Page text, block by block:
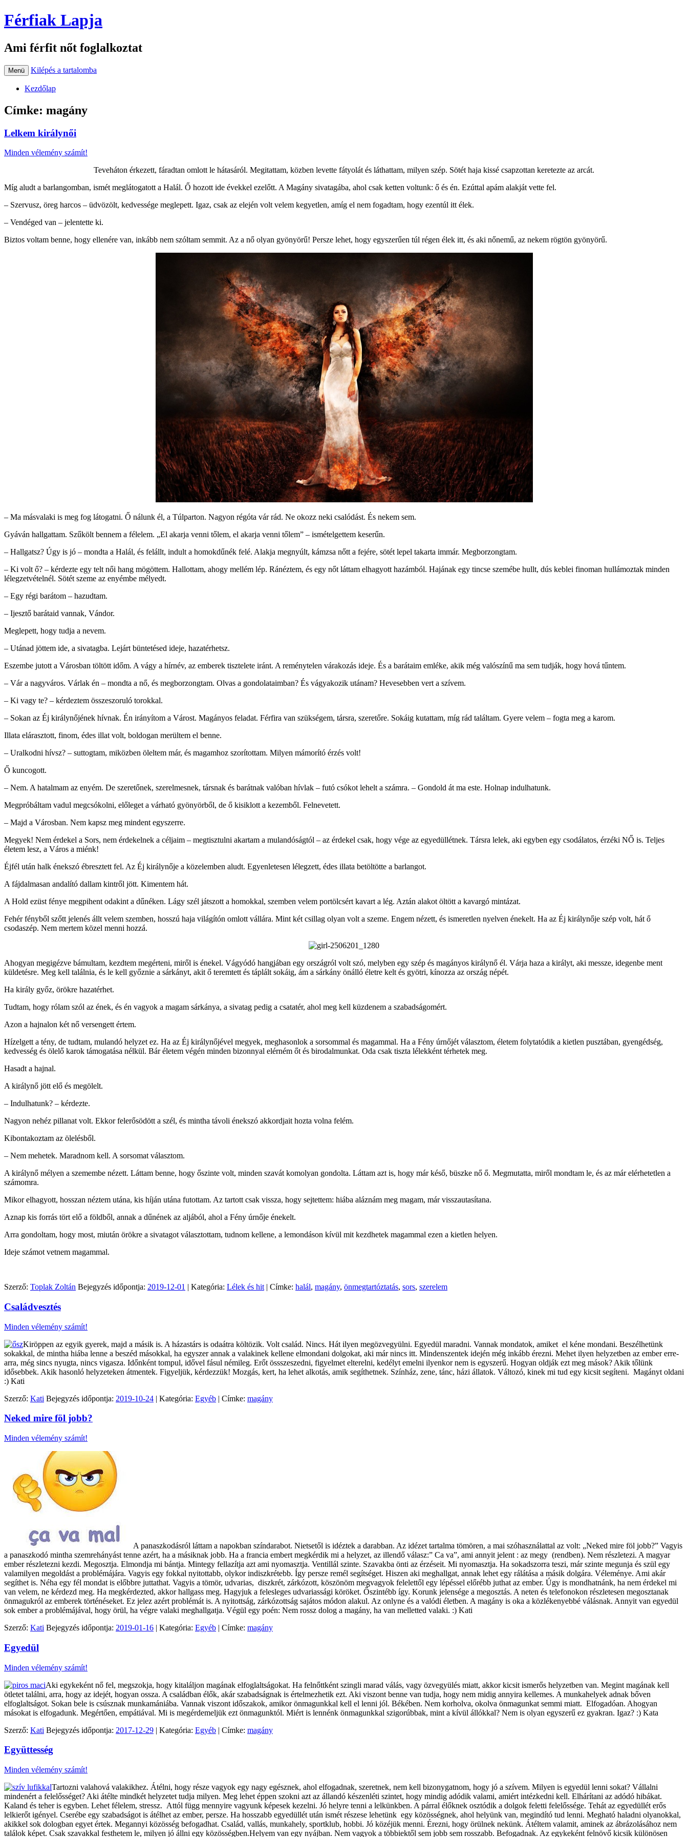
Férfiak Lapja
Ami férfit nőt foglalkoztat
Menü Kilépés a tartalomba
Kezdőlap
Címke: magány
Lelkem királynői
Minden vélemény számít!
Teveháton érkezett, fáradtan omlott le hátasáról. Megitattam, közben levette fátyolát és láthattam, milyen szép. Sötét haja kissé csapzottan keretezte az arcát.
Míg aludt a barlangomban, ismét meglátogatott a Halál. Ő hozott ide évekkel ezelőtt. A Magány sivatagába, ahol csak ketten voltunk: ő és én. Ezúttal apám alakját vette fel.
– Szervusz, öreg harcos – üdvözölt, kedvessége meglepett. Igaz, csak az elején volt velem kegyetlen, amíg el nem fogadtam, hogy ezentúl itt élek.
– Vendéged van – jelentette ki.
Biztos voltam benne, hogy ellenére van, inkább nem szóltam semmit. Az a nő olyan gyönyörű! Persze lehet, hogy egyszerűen túl régen élek itt, és aki nőnemű, az nekem rögtön gyönyörű.
– Ma másvalaki is meg fog látogatni. Ő nálunk él, a Túlparton. Nagyon régóta vár rád. Ne okozz neki csalódást. És nekem sem.
Gyáván hallgattam. Szűkölt bennem a félelem. „El akarja venni tőlem, el akarja venni tőlem” – ismételgettem keserűn.
– Hallgatsz? Úgy is jó – mondta a Halál, és felállt, indult a homokdűnék felé. Alakja megnyúlt, kámzsa nőtt a fejére, sötét lepel takarta immár. Megborzongtam.
– Ki volt ő? – kérdezte egy telt női hang mögöttem. Hallottam, ahogy mellém lép. Ránéztem, és egy nőt láttam elhagyott hazámból. Hajának egy tincse szemébe hullt, dús keblei finoman hullámoztak minden
lélegzetvételnél. Sötét szeme az enyémbe mélyedt.
– Egy régi barátom – hazudtam.
– Ijesztő barátaid vannak, Vándor.
Meglepett, hogy tudja a nevem.
– Utánad jöttem ide, a sivatagba. Lejárt büntetésed ideje, hazatérhetsz.
Eszembe jutott a Városban töltött időm. A vágy a hírnév, az emberek tisztelete iránt. A reménytelen várakozás ideje. És a barátaim emléke, akik még valószínű ma sem tudják, hogy hová tűntem.
– Vár a nagyváros. Várlak én – mondta a nő, és megborzongtam. Olvas a gondolataimban? És vágyakozik utánam? Hevesebben vert a szívem.
– Ki vagy te? – kérdeztem összeszoruló torokkal.
– Sokan az Éj királynőjének hívnak. Én irányítom a Várost. Magányos feladat. Férfira van szükségem, társra, szeretőre. Sokáig kutattam, míg rád találtam. Gyere velem – fogta meg a karom.
Illata elárasztott, finom, édes illat volt, boldogan merültem el benne.
– Uralkodni hívsz? – suttogtam, miközben öleltem már, és magamhoz szorítottam. Milyen mámorító érzés volt!
Ő kuncogott.
– Nem. A hatalmam az enyém. De szeretőnek, szerelmesnek, társnak és barátnak valóban hívlak – futó csókot lehelt a számra. – Gondold át ma este. Holnap indulhatunk.
Megpróbáltam vadul megcsókolni, előleget a várható gyönyörből, de ő kisiklott a kezemből. Felnevetett.
– Majd a Városban. Nem kapsz meg mindent egyszerre.
Megyek! Nem érdekel a Sors, nem érdekelnek a céljaim – megtisztulni akartam a mulandóságtól – az érdekel csak, hogy vége az egyedüllétnek. Társra lelek, aki egyben egy csodálatos, érzéki NŐ is. Teljes
életem lesz, a Város a miénk!
Éjfél után halk énekszó ébresztett fel. Az Éj királynője a közelemben aludt. Egyenletesen lélegzett, édes illata betöltötte a barlangot.
A fájdalmasan andalító dallam kintről jött. Kimentem hát.
A Hold ezüst fénye megpihent odakint a dűnéken. Lágy szél játszott a homokkal, szemben velem portölcsért kavart a lég. Aztán alakot öltött a kavargó mintázat.
Fehér fényből szőtt jelenés állt velem szemben, hosszú haja világítón omlott vállára. Mint két csillag olyan volt a szeme. Engem nézett, és ismeretlen nyelven énekelt. Ha az Éj királynője szép volt, hát ő
csodaszép. Nem mertem közel menni hozzá.
Ahogyan megigézve bámultam, kezdtem megérteni, miről is énekel. Vágyódó hangjában egy országról volt szó, melyben egy szép és magányos királynő él. Várja haza a királyt, aki messze, idegenbe ment
küldetésre. Meg kell találnia, és le kell győznie a sárkányt, akit ő teremtett és táplált sokáig, ám a sárkány önálló életre kelt és gyötri, kínozza az ország népét.
Ha király győz, örökre hazatérhet.
Tudtam, hogy rólam szól az ének, és én vagyok a magam sárkánya, a sivatag pedig a csatatér, ahol meg kell küzdenem a szabadságomért.
Azon a hajnalon két nő versengett értem.
Hízelgett a tény, de tudtam, mulandó helyzet ez. Ha az Éj királynőjével megyek, meghasonlok a sorsommal és magammal. Ha a Fény úrnőjét választom, életem folytatódik a kietlen pusztában, gyengédség,
kedvesség és ölelő karok támogatása nélkül. Bár életem végén minden bizonnyal elérném őt és birodalmunkat. Oda csak tiszta lélekként térhetek meg.
Hasadt a hajnal.
A királynő jött elő és megölelt.
– Indulhatunk? – kérdezte.
Nagyon nehéz pillanat volt. Ekkor felerősödött a szél, és mintha távoli énekszó akkordjait hozta volna felém.
Kibontakoztam az ölelésből.
– Nem mehetek. Maradnom kell. A sorsomat választom.
A királynő mélyen a szemembe nézett. Láttam benne, hogy őszinte volt, minden szavát komolyan gondolta. Láttam azt is, hogy már késő, büszke nő ő. Megmutatta, miről mondtam le, és az már elérhetetlen a
számomra.
Mikor elhagyott, hosszan néztem utána, kis híján utána futottam. Az tartott csak vissza, hogy sejtettem: hiába aláznám meg magam, már visszautasítana.
Aznap kis forrás tört elő a földből, annak a dűnének az aljából, ahol a Fény úrnője énekelt.
Arra gondoltam, hogy most, miután örökre a sivatagot választottam, tudnom kellene, a lemondáson kívül mit kezdhetek magammal ezen a kietlen helyen.
Ideje számot vetnem magammal.
Szerző: Toplak Zoltán Bejegyzés időpontja: 2019-12-01 | Kategória: Lélek és hit | Címke: halál, magány, önmegtartóztatás, sors, szerelem
Családvesztés
Minden vélemény számít!
Kiröppen az egyik gyerek, majd a másik is. A házastárs is odaátra költözik. Volt család. Nincs. Hát ilyen megözvegyülni. Egyedül maradni. Vannak mondatok, amiket el kéne mondani. Beszélhetünk
sokakkal, de mintha hiába lenne a beszéd másokkal, ha egyszer annak a valakinek kellene elmondani dolgokat, aki már nincs itt. Mindenszentek idején még inkább érezni. Mehet ilyen helyzetben az ember erre-
arra, még sincs nyugta, nincs vigasza. Időnként tompul, idővel fásul némileg. Erőt össszeszedni, figyelmet elterelni, kedélyt emelni ilyenkor nem is egyszerű. Hogyan oldják ezt meg mások? Akik tőlünk
idősebbek. Akik hasonló helyzeteken átmentek. Figyeljük, kérdezzük! Mozgás, kert, ha lehet alkotás, amik segíthetnek. Színház, zene, tánc, házi állatok. Változó, kinek mi tud egy kicsit segíteni. Magányt oldani
:) Kati
Szerző: Kati Bejegyzés időpontja: 2019-10-24 | Kategória: Egyéb | Címke: magány
Neked mire föl jobb?
Minden vélemény számít!
A panaszkodásról láttam a napokban színdarabot. Nietsetől is idéztek a darabban. Az idézet tartalma tömören, a mai szóhasználattal az volt: „Neked mire föl jobb?” Vagyis
a panaszkodó mintha szemrehányást tenne azért, ha a másiknak jobb. Ha a francia embert megkérdik mi a helyzet, az illendő válasz:” Ca va”, ami annyit jelent : az megy (rendben). Nem részletezi. A magyar
ember részletezni kezdi. Megosztja. Elmondja mi bántja. Mintegy fellazítja azt ami nyomasztja. Ventillál szinte. Szavakba önti az érzéseit. Mi nyomasztja. Ha sokadszorra teszi, már szinte megunja és szül egy
valamilyen megoldást a problémájára. Vagyis egy fokkal nyitottabb, olykor indiszkrétebb. Így persze remél segítséget. Hiszen aki meghallgat, annak lehet egy rálátása a másik dolgára. Véleménye. Ami akár
segíthet is. Néha egy fél mondat is előbbre juttathat. Vagyis a tömör, udvarias, diszkrét, zárkózott, köszönöm megvagyok felelettől egy lépéssel előrébb juthat az ember. Úgy is mondhatnánk, ha nem érdekel mi
van velem, ne kérdezd meg. Ha megkérdezted, akkor hallgass meg. Hagyjuk a felesleges udvariassági köröket. Őszintébb így. Korunk jelensége a megosztás. A neten és telefonokon részletesen megosztanak
önmagukról az emberek történéseket. Ez jelez azért problémát is. A nyitottság, zárkózottság sajátos módon alakul. Az onlyne és a valódi életben. A magány is oka a közlékenyebbé válásnak. Annyit van egyedül
sok ember a problémájával, hogy örül, ha végre valaki meghallgatja. Végül egy poén: Nem rossz dolog a magány, ha van melletted valaki. :) Kati
Szerző: Kati Bejegyzés időpontja: 2019-01-16 | Kategória: Egyéb | Címke: magány
Egyedül
Minden vélemény számít!
Aki egykeként nő fel, megszokja, hogy kitaláljon magának elfoglaltságokat. Ha felnőttként szingli marad válás, vagy özvegyülés miatt, akkor kicsit ismerős helyzetben van. Megint magának kell
ötletet találni, arra, hogy az idejét, hogyan ossza. A családban élők, akár szabadságnak is értelmezhetik ezt. Aki viszont benne van tudja, hogy nem midig annyira kellemes. A munkahelyek adnak bőven
elfoglaltságot. Sokan bele is csúsznak munkamániába. Vannak viszont időszakok, amikor önmagunkkal kell el lenni jól. Békében. Nem korholva, okolva önmagunkat semmi miatt. Elfogadóan. Ahogyan
másokat is elfogadunk. Megértően, empátiával. Mi is megérdemeljük ezt önmagunktól. Miért is lennénk önmagunkkal szigorúbbak, mint a kívül állókkal? Nem is olyan egyszerű ez gyakran. Igaz? :) Kata
Szerző: Kati Bejegyzés időpontja: 2017-12-29 | Kategória: Egyéb | Címke: magány
Együttesség
Minden vélemény számít!
Tartozni valahová valakikhez. Átélni, hogy része vagyok egy nagy egésznek, ahol elfogadnak, szeretnek, nem kell bizonygatnom, hogy jó a szívem. Milyen is egyedül lenni sokat? Vállalni
mindenért a felelősséget? Aki átélte mindkét helyzetet tudja milyen. Meg lehet éppen szokni azt az állandó készenléti szintet, hogy mindig adódik valami, amiért intézkedni kell. Elhárítani az adódó hibákat.
Kaland és teher is egyben. Lehet félelem, stressz. Attól függ mennyire vagyunk képesek kezelni. Jó helyre tenni a lelkünkben. A párral élőknek osztódik a dolgok feletti felelőssége. Tehát az egyedüllét erős
lelkierőt igényel. Cserébe egy szabadságot is átélhet az ember, persze. Ha hosszabb egyedüllét után ismét részese lehetünk egy közösségnek, ahol helyünk van, megindító tud lenni. Megható haladni olyanokkal,
akikkel sok dologban egyet értek. Megannyi közösség befogadhat. Család, vallás, munkahely, sportklub, hobbi. Jó közéjük menni. Érezni, hogy örülnek nekünk. Átéltem valamit, aminek az ábrázolásához nem
találok képet. Csak szavakkal festhetem le, milyen jó állni egy közösségben.Helyem van egy nyájban. Nem vagyok a többiektől sem jobb sem rosszabb. Befogadnak. Az egykeként felnövő kicsik különösen